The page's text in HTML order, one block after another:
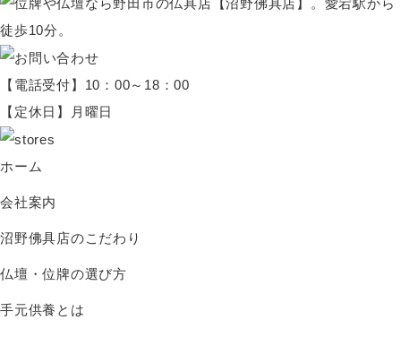
【電話受付】10：00～18：00
【定休日】月曜日
ホーム
会社案内
沼野佛具店のこだわり
仏壇・位牌の選び方
手元供養とは